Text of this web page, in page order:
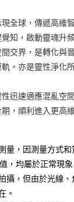
付」】
、不需綁卡、不需儲
，簡訊認證，即可結
服務後，再付款。
先享後付」後，
含以上)免運費
全球，傳遞高維
知，啟動靈魂升
交界，是轉化與
。亦是靈性淨化
迅速適應混亂空
，順利進入更高
量，因測量方式和
，均屬於正常現象
攝，但由於光線
。